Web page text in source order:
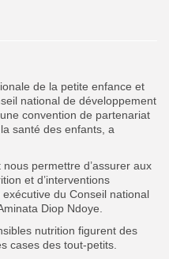
Button
de la petite enfance et
national de développement
convention de partenariat
santé des enfants, a
nous permettre d’assurer aux
et d’interventions
du Conseil national
Diop Ndoye.
nutrition figurent des
cases des tout-petits.